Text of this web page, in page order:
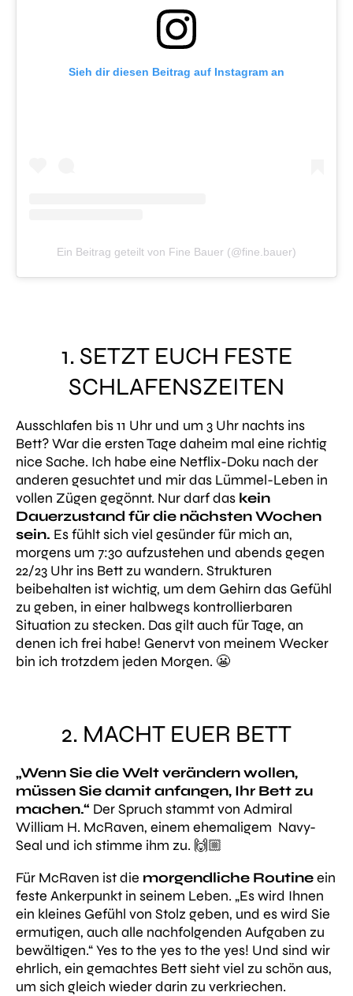
Sieh dir diesen Beitrag auf Instagram an
Ein Beitrag geteilt von Fine Bauer (@fine.bauer)
1. SETZT EUCH FESTE
SCHLAFENSZEITEN
Ausschlafen bis 11 Uhr und um 3 Uhr nachts ins
Bett? War die ersten Tage daheim mal eine richtig
nice Sache. Ich habe eine Netflix-Doku nach der
anderen gesuchtet und mir das Lümmel-Leben in
vollen Zügen gegönnt. Nur darf das kein
Dauerzustand für die nächsten Wochen
sein. Es fühlt sich viel gesünder für mich an,
morgens um 7:30 aufzustehen und abends gegen
22/23 Uhr ins Bett zu wandern. Strukturen
beibehalten ist wichtig, um dem Gehirn das Gefühl
zu geben, in einer halbwegs kontrollierbaren
Situation zu stecken. Das gilt auch für Tage, an
denen ich frei habe! Genervt von meinem Wecker
bin ich trotzdem jeden Morgen. 😬
2. MACHT EUER BETT
„Wenn Sie die Welt verändern wollen,
müssen Sie damit anfangen, Ihr Bett zu
machen.“ Der Spruch stammt von Admiral
William H. McRaven, einem ehemaligem Navy-
Seal und ich stimme ihm zu. 🙌🏼
Für McRaven ist die morgendliche Routineein
feste Ankerpunkt in seinem Leben. „Es wird Ihnen
ein kleines Gefühl von Stolz geben, und es wird Sie
ermutigen, auch alle nachfolgenden Aufgaben zu
bewältigen.“ Yes to the yes to the yes! Und sind wir
ehrlich, ein gemachtes Bett sieht viel zu schön aus,
um sich gleich wieder darin zu verkriechen.